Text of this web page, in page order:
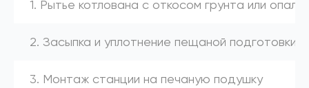
1. Рытье котлована с откосом грунта или
2. Засыпка и уплотнение пещаной подготовки
3. Монтаж станции на печаную подушку